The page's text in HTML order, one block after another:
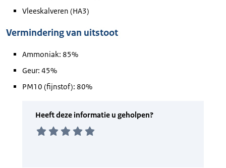
Vleeskalveren (HA3)
Vermindering van uitstoot
Ammoniak: 85%
Geur: 45%
PM10 (fijnstof): 80%